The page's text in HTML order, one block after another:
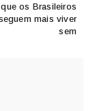
que os Brasileiros
mais viver
sem